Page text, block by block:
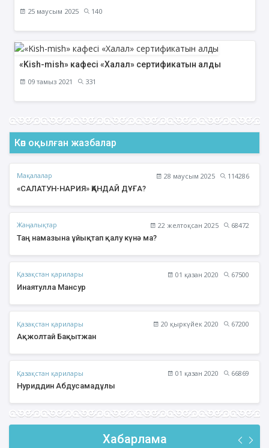
25 маусым 2025 140
«Kish-mish» кафесі «Халал» сертификатын алды
09 тамыз 2021 331
Көп оқылған жазбалар
Мақалалар 28 маусым 2025
114286
«САЛАТУН-НАРИЯ» ҚАНДАЙ ДҰҒА?
Жаңалықтар 22 желтоқсан 2025
68472
Таң намазына ұйықтап қалу күнә ма?
Қазақстан қарилары 01 қазан 2020
67500
Инаятулла Мансур
Қазақстан қарилары 20 қыркүйек 2020
67200
Ақжолтай Бақытжан
Қазақстан қарилары 01 қазан 2020
66869
Нуриддин Абдусамадұлы
Хабарлама